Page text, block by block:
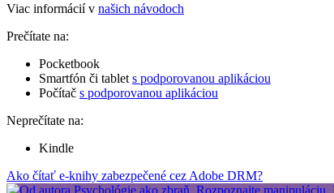
Viac informácií v našich návodoch
Prečítate na:
Pocketbook
Smartfón či tablet s podporovanou aplikáciou
Počítač s podporovanou aplikáciou
Neprečítate na:
Kindle
Ako čítať e-knihy zabezpečené cez Adobe DRM?